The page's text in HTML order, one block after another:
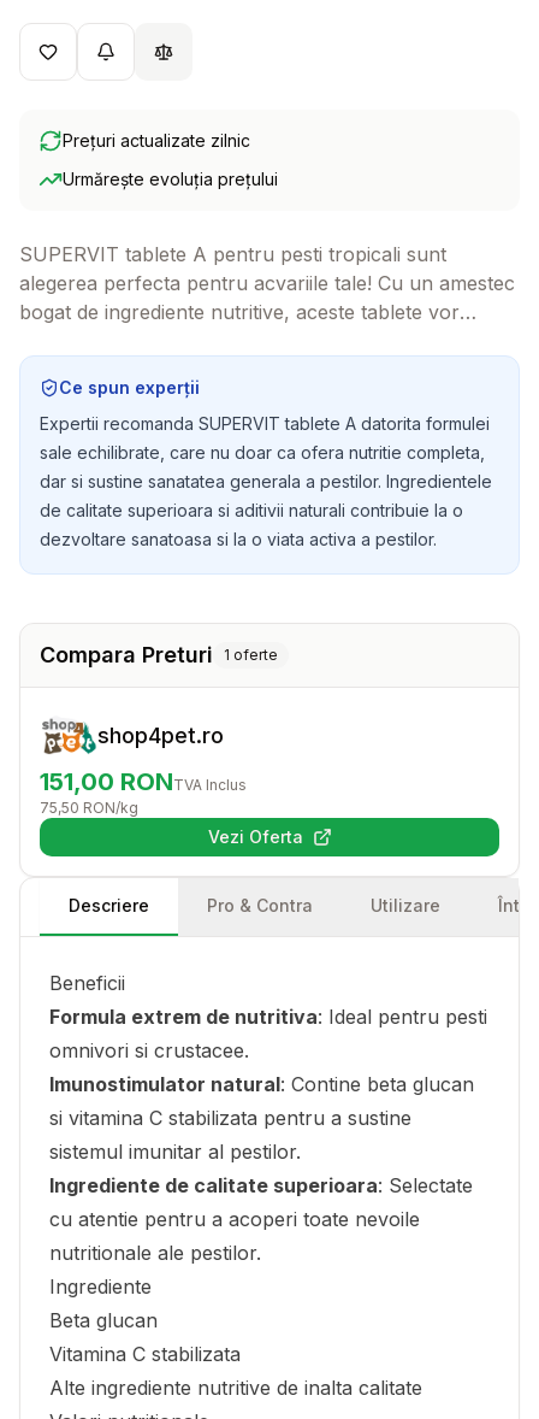
Prețuri actualizate zilnic
Urmărește evoluția prețului
SUPERVIT tablete A pentru pesti tropicali sunt
alegerea perfecta pentru acvariile tale! Cu un amestec
bogat de ingrediente nutritive, aceste tablete vor
nevoie pentru o viata activa.
Ce spun experții
Expertii recomanda SUPERVIT tablete A datorita formulei
sale echilibrate, care nu doar ca ofera nutritie completa,
dar si sustine sanatatea generala a pestilor. Ingredientele
de calitate superioara si aditivii naturali contribuie la o
dezvoltare sanatoasa si la o viata activa a pestilor.
Compara Preturi 1 oferte
shop4pet.ro
151,00 RONTVA Inclus
75,50 RON/kg
Vezi Oferta(se deschide într-o filă nouă)
Descriere Pro & Contra Utilizare
Beneficii
Formula extrem de nutritiva: Ideal pentru pesti
omnivori si crustacee.
Imunostimulator natural: Contine beta glucan
si vitamina C stabilizata pentru a sustine
sistemul imunitar al pestilor.
Ingrediente de calitate superioara: Selectate
cu atentie pentru a acoperi toate nevoile
nutritionale ale pestilor.
Ingrediente
Beta glucan
Vitamina C stabilizata
Alte ingrediente nutritive de inalta calitate